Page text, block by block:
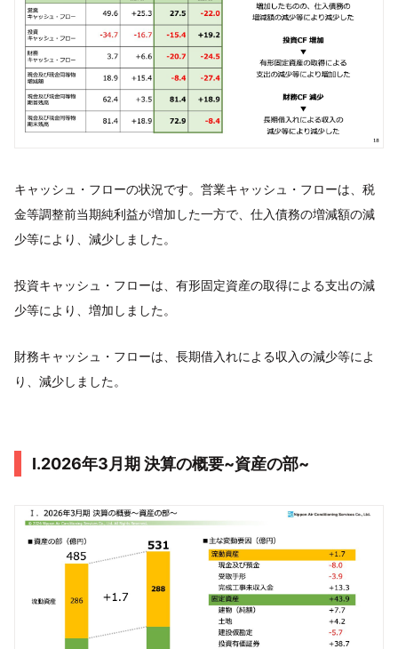
キャッシュ・フローの状況です。営業キャッシュ・フローは、税
金等調整前当期純利益が増加した一方で、仕入債務の増減額の減
少等により、減少しました。
投資キャッシュ・フローは、有形固定資産の取得による支出の減
少等により、増加しました。
財務キャッシュ・フローは、長期借入れによる収入の減少等によ
り、減少しました。
I.2026年3月期 決算の概要~資産の部~